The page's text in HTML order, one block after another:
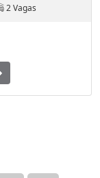
2 Vagas